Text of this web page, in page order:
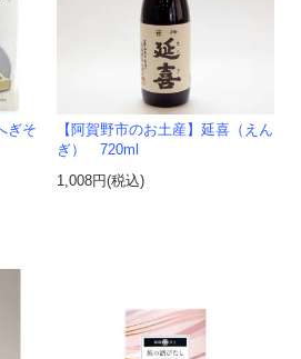
ぎそ
【阿賀野市のお土産】延喜（えん
ぎ） 720ml
1,008円(税込)